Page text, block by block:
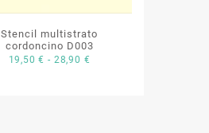
Stencil multistrato
cordoncino D003
19,50€ - 28,90 €